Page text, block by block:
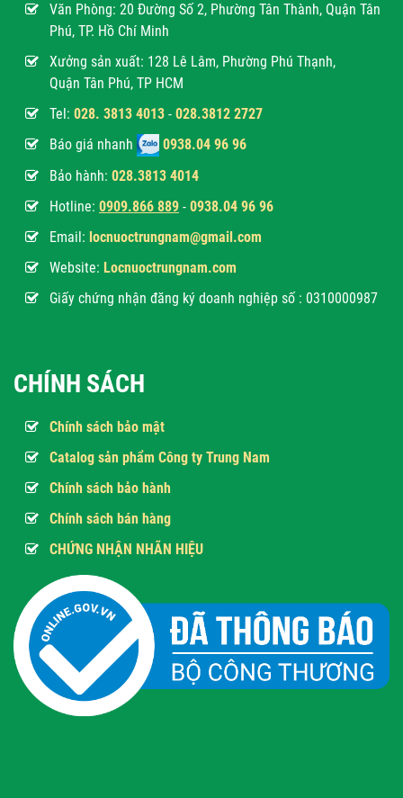
Văn Phòng: 20 Đường Số 2, Phường Tân Thành, Quận Tân
Phú, TP. Hồ Chí Minh
Xưởng sản xuất: 128 Lê Lâm, Phường Phú Thạnh,
Quận Tân Phú, TP HCM
Tel: 028. 3813 4013 - 028.3812 2727
Báo giá nhanh
0938.04 96 96
Bảo hành: 028.3813 4014
Hotline: 0909.866 889 - 0938.04 96 96
Email: locnuoctrungnam@gmail.com
Website: Locnuoctrungnam.com
Giấy chứng nhận đăng ký doanh nghiệp số : 0310000987
CHÍNH SÁCH
Chính sách bảo mật
Catalog sản phẩm Công ty Trung Nam
Chính sách bảo hành
Chính sách bán hàng
CHỨNG NHẬN NHÃN HIỆU